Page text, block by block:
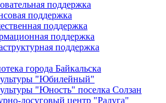
поддержка
поддержка
поддержка
поддержка
поддержка
города Байкальска
"Юбилейный"
"Юность" поселка Солзан
досуговый центр "Радуга"